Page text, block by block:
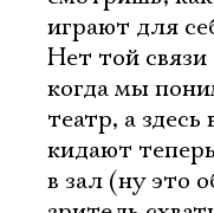
играют для
Нет той
когда мы
театр, а
кидают
в зал (ну это